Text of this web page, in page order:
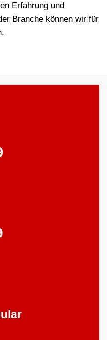
Erfahrung und
Branche können wir für